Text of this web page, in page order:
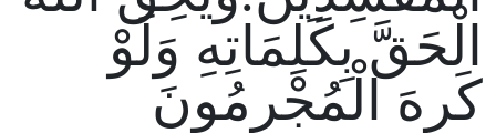
الْحَقَّ بِكَلِمَاتِهِ وَلَوْ
كَرِهَ الْمُجْرِمُونَ